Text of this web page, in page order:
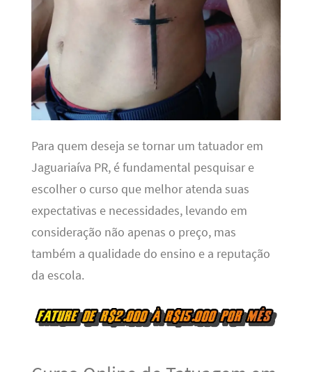
Para quem deseja se tornar um tatuador em
Jaguariaíva PR, é fundamental pesquisar e
escolher o curso que melhor atenda suas
expectativas e necessidades, levando em
consideração não apenas o preço, mas
também a qualidade do ensino e a reputação
da escola.